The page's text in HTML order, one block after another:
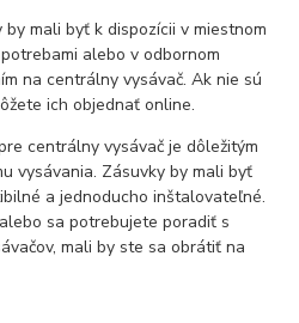
mali byť k dispozícii v miestnom
alebo v odbornom
na centrálny vysávač. Ak nie sú
ich objednať online.
centrálny vysávač je dôležitým
vysávania. Zásuvky by mali byť
a jednoducho inštalovateľné.
sa potrebujete poradiť s
mali by ste sa obrátiť na